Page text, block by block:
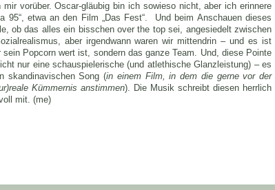
mir vorüber. Oscar-gläubig bin ich sowieso nicht, aber ich erinnere
95“, etwa an den Film „Das Fest“. Und beim Anschauen dieses
ob das alles ein bisschen over the top sei, angesiedelt zwischen
aber irgendwann waren wir mittendrin – und es ist
Popcorn wert ist, sondern das ganze Team. Und, diese Pointe
nur eine schauspielerische (und atlethische Glanzleistung) – es
skandinavischen Song (in einem Film, in dem die gerne vor der
Kümmernis anstimmen). Die Musik schreibt diesen herrlich
mit. (me)